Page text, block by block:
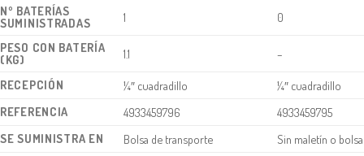
Nº BATERÍAS
SUMINISTRADAS
1 0
PESO CON BATERÍA
(KG)
1.1 –
RECEPCIÓN ¼″ cuadradillo
¼″ cuadradillo
REFERENCIA
4933459796
4933459795
SE SUMINISTRA EN
Bolsa de transporte
Sin maletín o bolsa